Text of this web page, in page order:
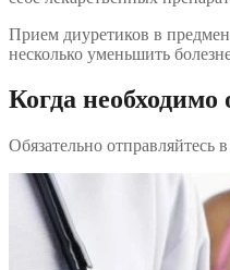
Прием диуретиков в
несколько уменьшить
Когда необходимо
Обязательно отправляйтесь